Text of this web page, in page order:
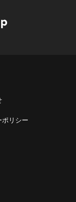
ポリシー